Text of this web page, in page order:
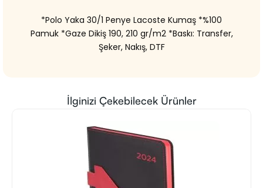
*Polo Yaka 30/1 Penye Lacoste Kumaş *%100
Pamuk *Gaze Dikiş 190, 210 gr/m2 *Baskı: Transfer,
Şeker, Nakış, DTF
İlginizi Çekebilecek Ürünler